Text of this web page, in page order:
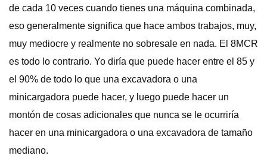
de cada 10 veces cuando tienes una máquina combinada,
eso generalmente significa que hace ambos trabajos, muy,
muy mediocre y realmente no sobresale en nada. El 8MCR
es todo lo contrario. Yo diría que puede hacer entre el 85 y
el 90% de todo lo que una excavadora o una
minicargadora puede hacer, y luego puede hacer un
montón de cosas adicionales que nunca se le ocurriría
hacer en una minicargadora o una excavadora de tamaño
mediano.